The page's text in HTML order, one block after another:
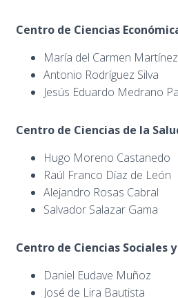
Centro de Ciencias
María del Carmen
Antonio Rodríguez Silva
Jesús Eduardo Medrano
Centro de Ciencias de la
Hugo Moreno Castanedo
Raúl Franco Díaz de León
Alejandro Rosas Cabral
Salvador Salazar Gama
Centro de Ciencias Sociales
Daniel Eudave Muñoz
José de Lira Bautista